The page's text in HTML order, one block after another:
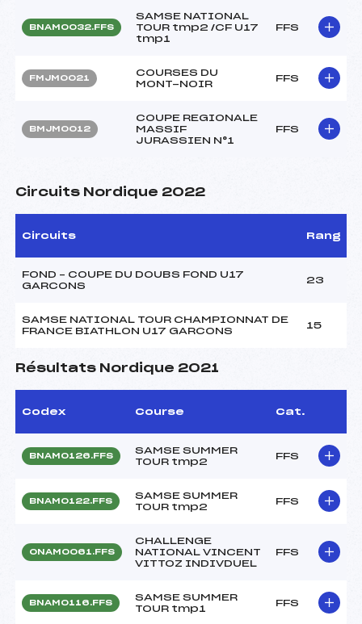
BNAM0032.FFS
SAMSE NATIONAL
TOUR tmp2 /CF U17
tmp1
FFS
FMJM0021
COURSES DU
MONT-NOIR
FFS
BMJM0012
COUPE REGIONALE
MASSIF
JURASSIEN N°1
FFS
Circuits Nordique 2022
Circuits Rang
FOND – COUPE DU DOUBS FOND U17
GARCONS
23
SAMSE NATIONAL TOUR CHAMPIONNAT DE
FRANCE BIATHLON U17 GARCONS
15
Résultats Nordique 2021
Codex Course Cat.
BNAM0126.FFS
SAMSE SUMMER
TOUR tmp2
FFS
BNAM0122.FFS
SAMSE SUMMER
TOUR tmp2
FFS
ONAM0061.FFS
CHALLENGE
NATIONAL VINCENT
VITTOZ INDIVDUEL
FFS
BNAM0116.FFS
SAMSE SUMMER
TOUR tmp1
FFS